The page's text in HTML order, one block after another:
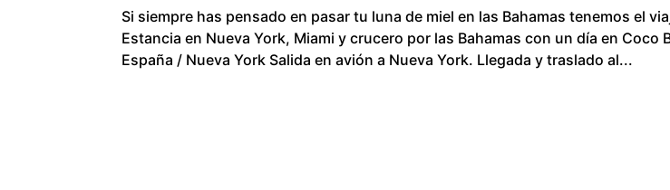
Si siempre has pensado en pasar tu luna de miel en las Bahamas tenemos el
Estancia en Nueva York, Miami y crucero por las Bahamas con un día en Coco
España / Nueva York Salida en avión a Nueva York. Llegada y traslado al...